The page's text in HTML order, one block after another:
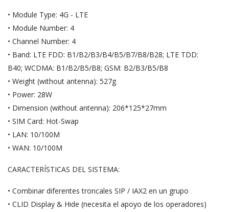
• Module Type: 4G - LTE
• Module Number: 4
• Channel Number: 4
• Band: LTE FDD: B1/B2/B3/B4/B5/B7/B8/B28; LTE TDD:
B40; WCDMA: B1/B2/B5/B8; GSM: B2/B3/B5/B8
• Weight (without antenna): 527g
• Power: 28W
• Dimension (without antenna): 206*125*27mm
• SIM Card: Hot-Swap
• LAN: 10/100M
• WAN: 10/100M
CARACTERÍSTICAS DEL SISTEMA:
• Combinar diferentes troncales SIP / IAX2 en un grupo
• CLID Display & Hide (necesita el apoyo de los operadores)